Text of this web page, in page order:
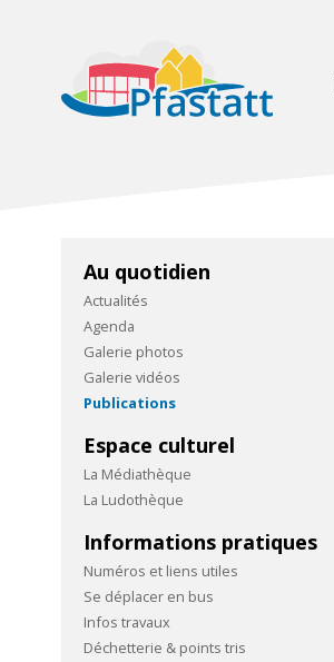
Au quotidien
Actualités
Agenda
Galerie photos
Galerie vidéos
Publications
Espace culturel
La Médiathèque
La Ludothèque
Informations pratiques
Numéros et liens utiles
Se déplacer en bus
Infos travaux
Déchetterie & points tris